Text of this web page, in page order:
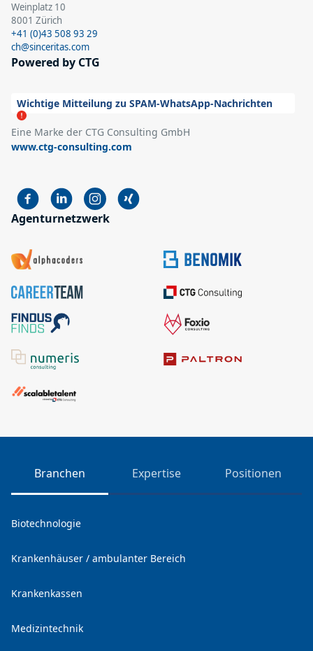
Weinplatz 10
8001 Zürich
+41 (0)43 508 93 29
ch@sinceritas.com
Powered by CTG
Wichtige Mitteilung zu SPAM-WhatsApp-Nachrichten
Eine Marke der CTG Consulting GmbH
www.ctg-consulting.com
Agenturnetzwerk
Branchen Expertise Positionen
Biotechnologie
Krankenhäuser / ambulanter Bereich
Krankenkassen
Medizintechnik